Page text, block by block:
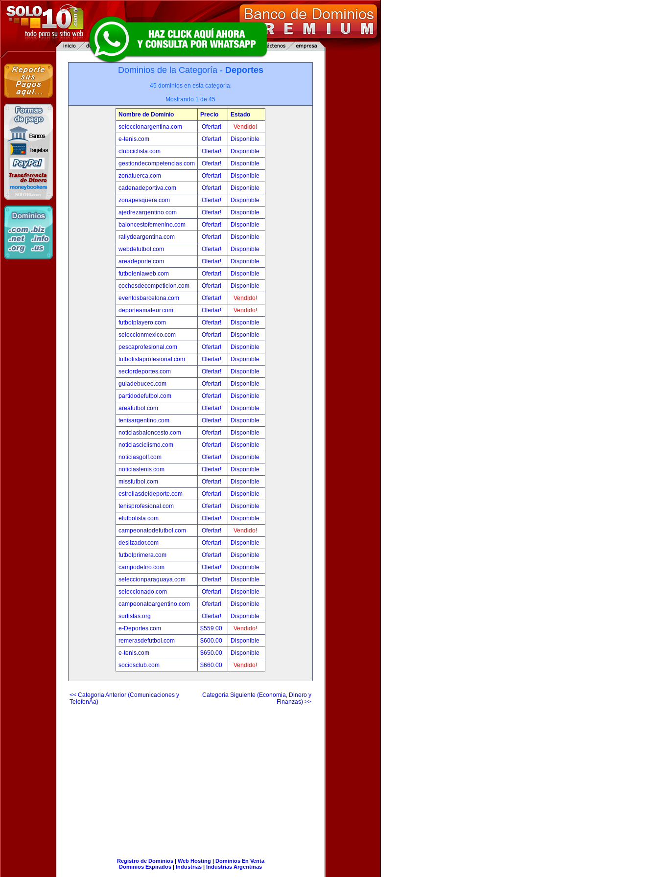
Dominios de la Categoría - Deportes
45 dominios en esta categoría.
Mostrando 1 de 45
Nombre de Dominio Precio
Estado
seleccionargentina.com
Ofertar!
Vendido!
e-tenis.com
Ofertar!
Disponible
clubciclista.com
Ofertar!
Disponible
gestiondecompetencias.com
Ofertar!
Disponible
zonatuerca.com
Ofertar!
Disponible
cadenadeportiva.com
Ofertar!
Disponible
zonapesquera.com
Ofertar!
Disponible
ajedrezargentino.com
Ofertar!
Disponible
baloncestofemenino.com
Ofertar!
Disponible
rallydeargentina.com
Ofertar!
Disponible
webdefutbol.com
Ofertar!
Disponible
areadeporte.com
Ofertar!
Disponible
futbolenlaweb.com
Ofertar!
Disponible
cochesdecompeticion.com
Ofertar!
Disponible
eventosbarcelona.com
Ofertar!
Vendido!
deporteamateur.com
Ofertar!
Vendido!
futbolplayero.com
Ofertar!
Disponible
seleccionmexico.com
Ofertar!
Disponible
pescaprofesional.com
Ofertar!
Disponible
futbolistaprofesional.com
Ofertar!
Disponible
sectordeportes.com
Ofertar!
Disponible
guiadebuceo.com
Ofertar!
Disponible
partidodefutbol.com
Ofertar!
Disponible
areafutbol.com
Ofertar!
Disponible
tenisargentino.com
Ofertar!
Disponible
noticiasbaloncesto.com
Ofertar!
Disponible
noticiasciclismo.com
Ofertar!
Disponible
noticiasgolf.com
Ofertar!
Disponible
noticiastenis.com
Ofertar!
Disponible
missfutbol.com
Ofertar!
Disponible
estrellasdeldeporte.com
Ofertar!
Disponible
tenisprofesional.com
Ofertar!
Disponible
efutbolista.com
Ofertar!
Disponible
campeonatodefutbol.com
Ofertar!
Vendido!
deslizador.com
Ofertar!
Disponible
futbolprimera.com
Ofertar!
Disponible
campodetiro.com
Ofertar!
Disponible
seleccionparaguaya.com
Ofertar!
Disponible
seleccionado.com
Ofertar!
Disponible
campeonatoargentino.com
Ofertar!
Disponible
surfistas.org
Ofertar!
Disponible
e-Deportes.com
$559.00
Vendido!
remerasdefutbol.com
$600.00
Disponible
e-tenis.com
$650.00
Disponible
sociosclub.com
$660.00 Vendido!
<< Categoria Anterior (Comunicaciones y
TelefonÃ­a)
Categoria Siguiente (Economia, Dinero y
Finanzas) >>
Registro de Dominios| Web Hosting | Dominios En Venta
Dominios Expirados | Industrias | Industrias Argentinas